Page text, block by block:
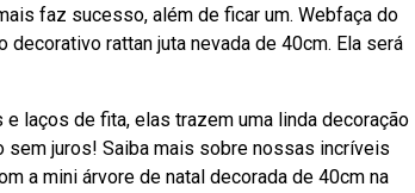
faz sucesso, além de ficar um. Webfaça do
rattan juta nevada de 40cm. Ela será
laços de fita, elas trazem uma linda decoração
sem juros! Saiba mais sobre nossas incríveis
a mini árvore de natal decorada de 40cm na